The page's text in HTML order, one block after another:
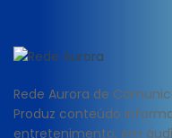
Rede Aurora de
Produz conteúdo
entretenimento; em